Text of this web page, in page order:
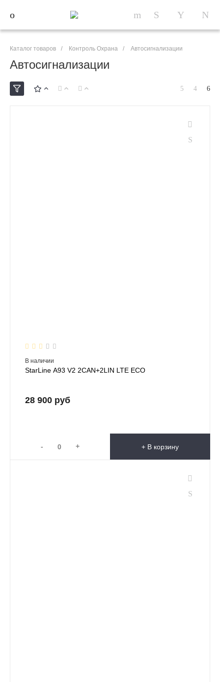
Каталог товаров / Контроль Охрана / Автосигнализации
Автосигнализации
В наличии
StarLine А93 V2 2CAN+2LIN LTE ECO
28 900 руб
- + + В корзину